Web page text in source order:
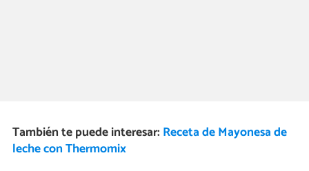
También te puede interesar: Receta de Mayonesa de
leche con Thermomix